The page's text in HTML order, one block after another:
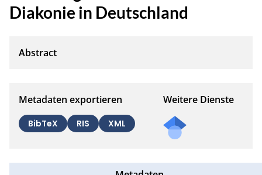
Diakonie in Deutschland
Metadaten exportieren
BibTeX RIS XML
Weitere Dienste